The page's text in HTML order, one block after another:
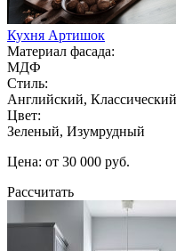
Кухня Артишок
Материал фасада:
МДФ
Стиль:
Английский, Классический
Цвет:
Зеленый, Изумрудный
Цена: от 30 000 руб.
Рассчитать